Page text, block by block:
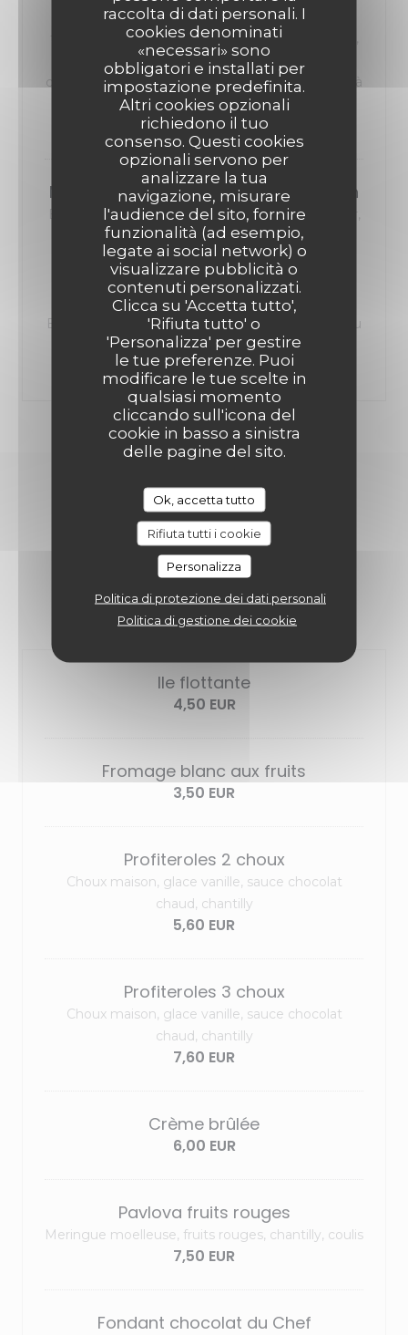
raccolta di dati personali. I
cookies denominati
«necessari» sono
obbligatori e installati per
impostazione predefinita.
Altri cookies opzionali
richiedono il tuo
consenso. Questi cookies
opzionali servono per
analizzare la tua
navigazione, misurare
l'audience del sito, fornire
funzionalità (ad esempio,
legate ai social network) o
visualizzare pubblicità o
contenuti personalizzati.
Clicca su 'Accetta tutto',
'Rifiuta tutto' o
'Personalizza' per gestire
le tue preferenze. Puoi
modificare le tue scelte in
qualsiasi momento
cliccando sull'icona del
cookie in basso a sinistra
delle pagine del sito.
Ok, accetta tutto
Rifiuta tutti i cookie
Personalizza
Politica di protezione dei dati personali
Politica di gestione dei cookie
Salade Vigneronne "Cervelas, salade faîche,
tomates, emmental,oignons rouges, cornichons,
croûtons" ou Emincé de volaille, sauce
champigons, garniture au choix ou Plat du jour « à
l’ardoise »
12,50 EUR
MENU ENFANT Plat + Dessert + Boisson
Burger Pain Bretzel, steak haché, sauce cheddar,
frites ou haricots Fish & chips 2 aiguillettes de
colin, frites Poulet pané Frites ou haricots
Jambon-frites + 2 boules de glace ou petite
profiterole ou marshmallow sauce choco +
Boisson 18 cl : Sirop à l’eau ou Diabolo ou Coca ou
Thé glacé Cocktail Virgin Planteur + 1€
9,00 EUR
DOUCEURS & CAFÉS
LES DESSERT
Ile flottante
4,50 EUR
Fromage blanc aux fruits
3,50 EUR
Profiteroles 2 choux
Choux maison, glace vanille, sauce chocolat
chaud, chantilly
5,60 EUR
Profiteroles 3 choux
Choux maison, glace vanille, sauce chocolat
chaud, chantilly
7,60 EUR
Crème brûlée
6,00 EUR
Pavlova fruits rouges
Meringue moelleuse, fruits rouges, chantilly, coulis
7,50 EUR
Fondant chocolat du Chef